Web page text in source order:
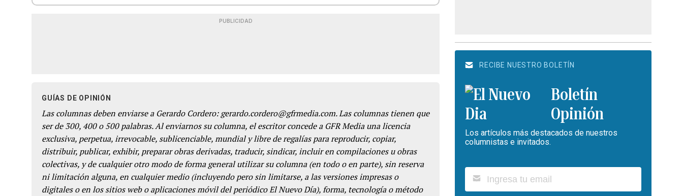
PUBLICIDAD
GUÍAS DE OPINIÓN
Las columnas deben enviarse a Gerardo Cordero: gerardo.cordero@gfrmedia.com. Las columnas tienen que
ser de 300, 400 o 500 palabras. Al enviarnos su columna, el escritor concede a GFR Media una licencia
exclusiva, perpetua, irrevocable, sublicenciable, mundial y libre de regalías para reproducir, copiar,
distribuir, publicar, exhibir, preparar obras derivadas, traducir, sindicar, incluir en compilaciones u obras
colectivas, y de cualquier otro modo de forma general utilizar su columna (en todo o en parte), sin reserva
ni limitación alguna, en cualquier medio (incluyendo pero sin limitarse, a las versiones impresas o
digitales o en los sitios web o aplicaciones móvil del periódico El Nuevo Día), forma, tecnología o método
RECIBE NUESTRO BOLETÍN
Boletín
Opinión
Los artículos más destacados de nuestros
columnistas e invitados.